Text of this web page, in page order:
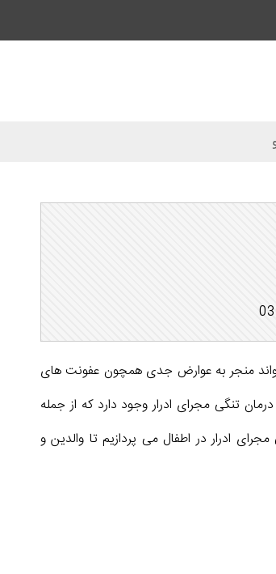
منجر به عوارض جدی همچون عفونت های
تنگی مجرای ادرار وجود دارد که از جمله
ادرار در اطفال می پردازیم تا والدین و